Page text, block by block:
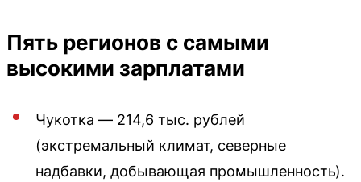
Пять регионов с самыми
высокими зарплатами
Чукотка — 214,6 тыс. рублей
(экстремальный климат, северные
надбавки, добывающая промышленность).